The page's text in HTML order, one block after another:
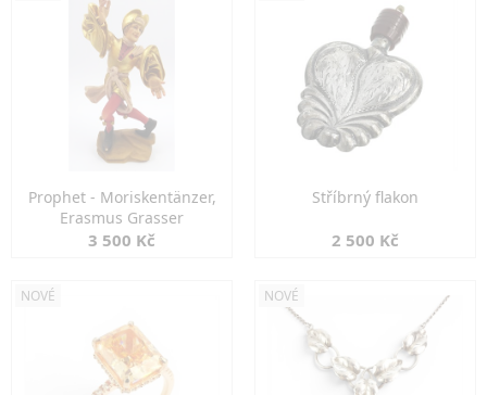
Prophet - Moriskentänzer,
Erasmus Grasser
3 500 Kč
Stříbrný flakon
2 500 Kč
NOVÉ NOVÉ